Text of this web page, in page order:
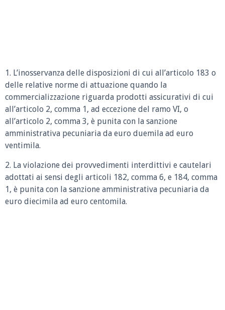
1. L’inosservanza delle disposizioni di cui all’articolo 183 o
delle relative norme di attuazione quando la
commercializzazione riguarda prodotti assicurativi di cui
all’articolo 2, comma 1, ad eccezione del ramo VI, o
all’articolo 2, comma 3, è punita con la sanzione
amministrativa pecuniaria da euro duemila ad euro
ventimila.
2. La violazione dei provvedimenti interdittivi e cautelari
adottati ai sensi degli articoli 182, comma 6, e 184, comma
1, è punita con la sanzione amministrativa pecuniaria da
euro diecimila ad euro centomila.